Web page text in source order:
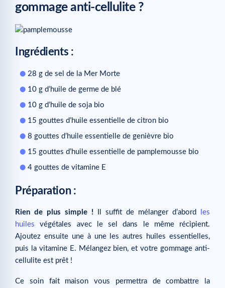
gommage anti-cellulite ?
Ingrédients :
28 g de sel de la Mer Morte
10 g d’huile de germe de blé
10 g d’huile de soja bio
15 gouttes d’huile essentielle de citron bio
8 gouttes d’huile essentielle de genièvre bio
15 gouttes d’huile essentielle de pamplemousse bio
4 gouttes de vitamine E
Préparation :
Rien de plus simple ! Il suffit de mélanger d’abord
les
huiles végétales avec le sel dans le même récipient.
Ajoutez ensuite une à une les autres huiles essentielles,
puis la vitamine E. Mélangez bien, et votre gommage anti-
cellulite est prêt !
Ce soin fait maison vous permettra de combattre la